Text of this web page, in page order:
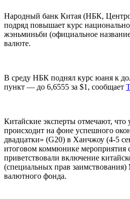
Народный банк Китая (НБК,
подряд повышает курс
жэньминьби (официальное
валюте.
В среду НБК поднял курс юаня к
пункт — до 6,6555 за $1, сообщает
Китайские эксперты отмечают,
происходит на фоне успешного
двадцатки» (G20) в Ханчжоу (4-5
итоговом коммюнике мероприятия
приветствовали включение
(специальных прав
валютного фонда.